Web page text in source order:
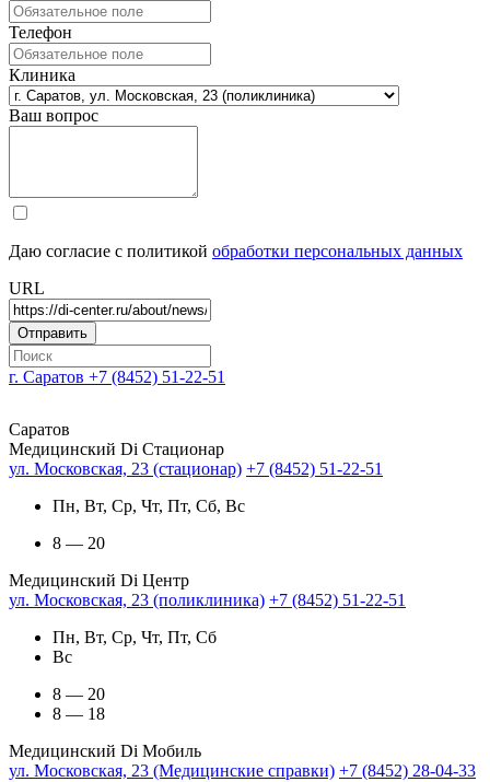
Телефон
Клиника
Ваш вопрос
Даю согласие с политикой обработки персональных данных
URL
г. Саратов +7 (8452) 51-22-51
Саратов
Медицинский Di Стационар
ул. Московская, 23 (стационар) +7 (8452) 51-22-51
Пн, Вт, Ср, Чт, Пт, Сб, Вс
8 — 20
Медицинский Di Центр
ул. Московская, 23 (поликлиника) +7 (8452) 51-22-51
Пн, Вт, Ср, Чт, Пт, Сб
Вс
8 — 20
8 — 18
Медицинский Di Мобиль
ул. Московская, 23 (Медицинские справки) +7 (8452) 28-04-33